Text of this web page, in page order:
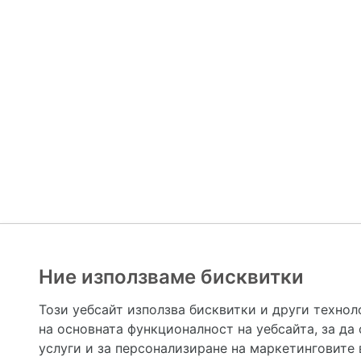
предназначена да служи само и единствено за
допълване на данните и за коригиране на
Ние използваме бисквитки
Този уебсайт използва бисквитки и други
на основната функционалност на уебсайта, за да
услуги и за персонализиране на